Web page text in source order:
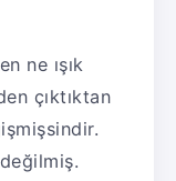
ne ışık
çıktıktan